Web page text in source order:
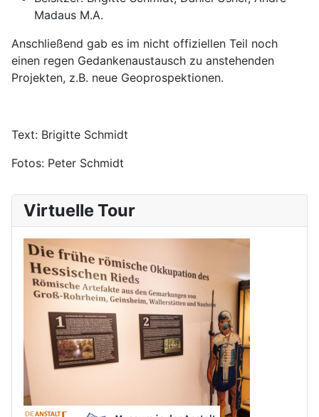
Madaus M.A.
Anschließend gab es im nicht offiziellen Teil noch
einen regen Gedankenaustausch zu anstehenden
Projekten, z.B. neue Geoprospektionen.
Text: Brigitte Schmidt
Fotos: Peter Schmidt
Virtuelle Tour